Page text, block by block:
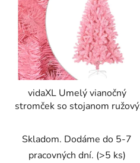
vidaXL Umelý vianočný
stromček so stojanom ružový
Skladom. Dodáme do 5-7
pracovných dní. (>5 ks)